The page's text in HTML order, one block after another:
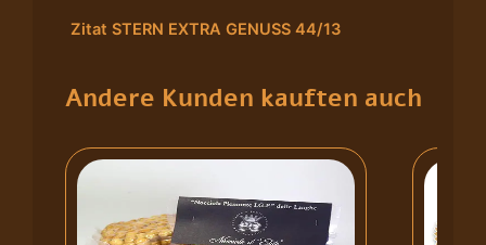
Zitat STERN EXTRA GENUSS 44/13
Andere Kunden kauften auch